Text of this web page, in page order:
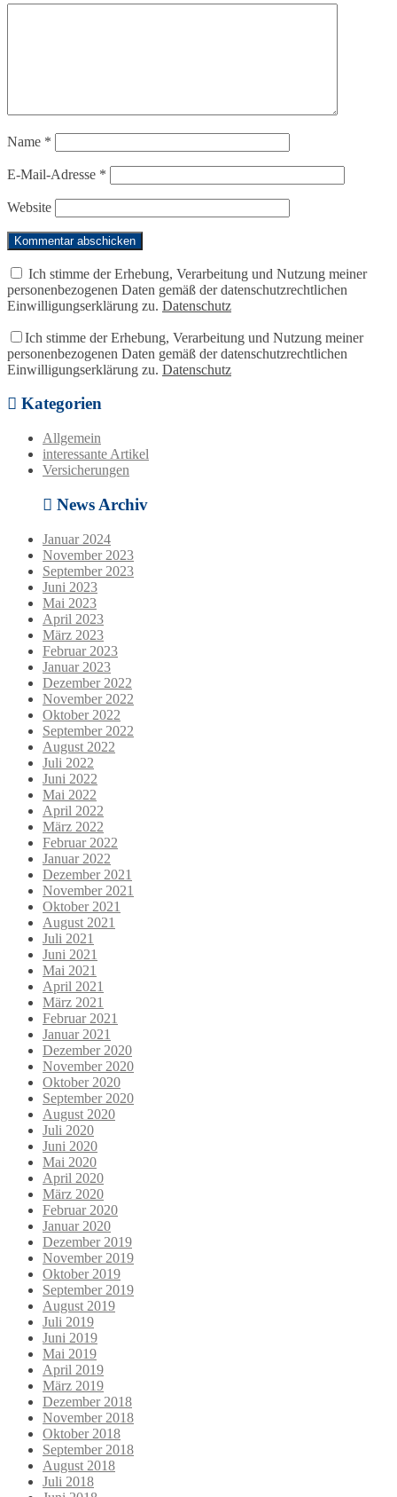
Name *
E-Mail-Adresse *
Website
Ich stimme der Erhebung, Verarbeitung und Nutzung meiner
personenbezogenen Daten gemäß der datenschutzrechtlichen
Einwilligungserklärung zu. Datenschutz
Ich stimme der Erhebung, Verarbeitung und Nutzung meiner
personenbezogenen Daten gemäß der datenschutzrechtlichen
Einwilligungserklärung zu. Datenschutz
Kategorien
Allgemein
interessante Artikel
Versicherungen
News Archiv
Januar 2024
November 2023
September 2023
Juni 2023
Mai 2023
April 2023
März 2023
Februar 2023
Januar 2023
Dezember 2022
November 2022
Oktober 2022
September 2022
August 2022
Juli 2022
Juni 2022
Mai 2022
April 2022
März 2022
Februar 2022
Januar 2022
Dezember 2021
November 2021
Oktober 2021
August 2021
Juli 2021
Juni 2021
Mai 2021
April 2021
März 2021
Februar 2021
Januar 2021
Dezember 2020
November 2020
Oktober 2020
September 2020
August 2020
Juli 2020
Juni 2020
Mai 2020
April 2020
März 2020
Februar 2020
Januar 2020
Dezember 2019
November 2019
Oktober 2019
September 2019
August 2019
Juli 2019
Juni 2019
Mai 2019
April 2019
März 2019
Dezember 2018
November 2018
Oktober 2018
September 2018
August 2018
Juli 2018